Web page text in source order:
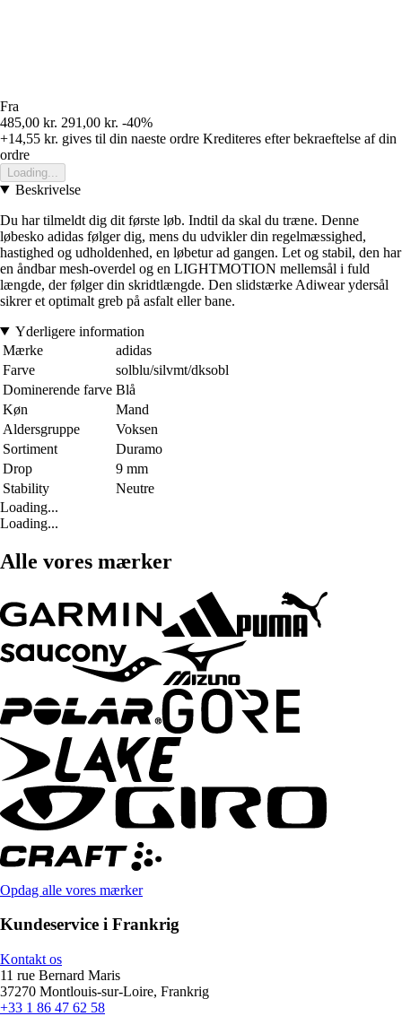
Fra
485,00 kr. 291,00 kr. -40%
+14,55 kr. gives til din naeste ordre Krediteres efter bekraeftelse af din
ordre
Loading...
Beskrivelse
Du har tilmeldt dig dit første løb. Indtil da skal du træne. Denne
løbesko adidas følger dig, mens du udvikler din regelmæssighed,
hastighed og udholdenhed, en løbetur ad gangen. Let og stabil, den har
en åndbar mesh-overdel og en LIGHTMOTION mellemsål i fuld
længde, der følger din skridtlængde. Den slidstærke Adiwear ydersål
sikrer et optimalt greb på asfalt eller bane.
Yderligere information
Mærke
adidas
Farve
solblu/silvmt/dksobl
Dominerende farve Blå
Køn
Mand
Aldersgruppe
Voksen
Sortiment
Duramo
Drop
9 mm
Stability
Neutre
Loading...
Loading...
Alle vores mærker
Opdag alle vores mærker
Kundeservice i Frankrig
Kontakt os
11 rue Bernard Maris
37270 Montlouis-sur-Loire, Frankrig
+33 1 86 47 62 58